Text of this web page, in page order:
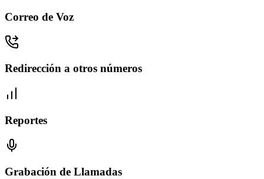
Correo de Voz
Redirección a otros números
Reportes
Grabación de Llamadas